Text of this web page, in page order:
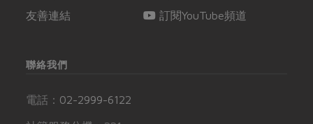
友善連結
訂閱YouTube頻道
聯絡我們
電話： 02-2999-6122